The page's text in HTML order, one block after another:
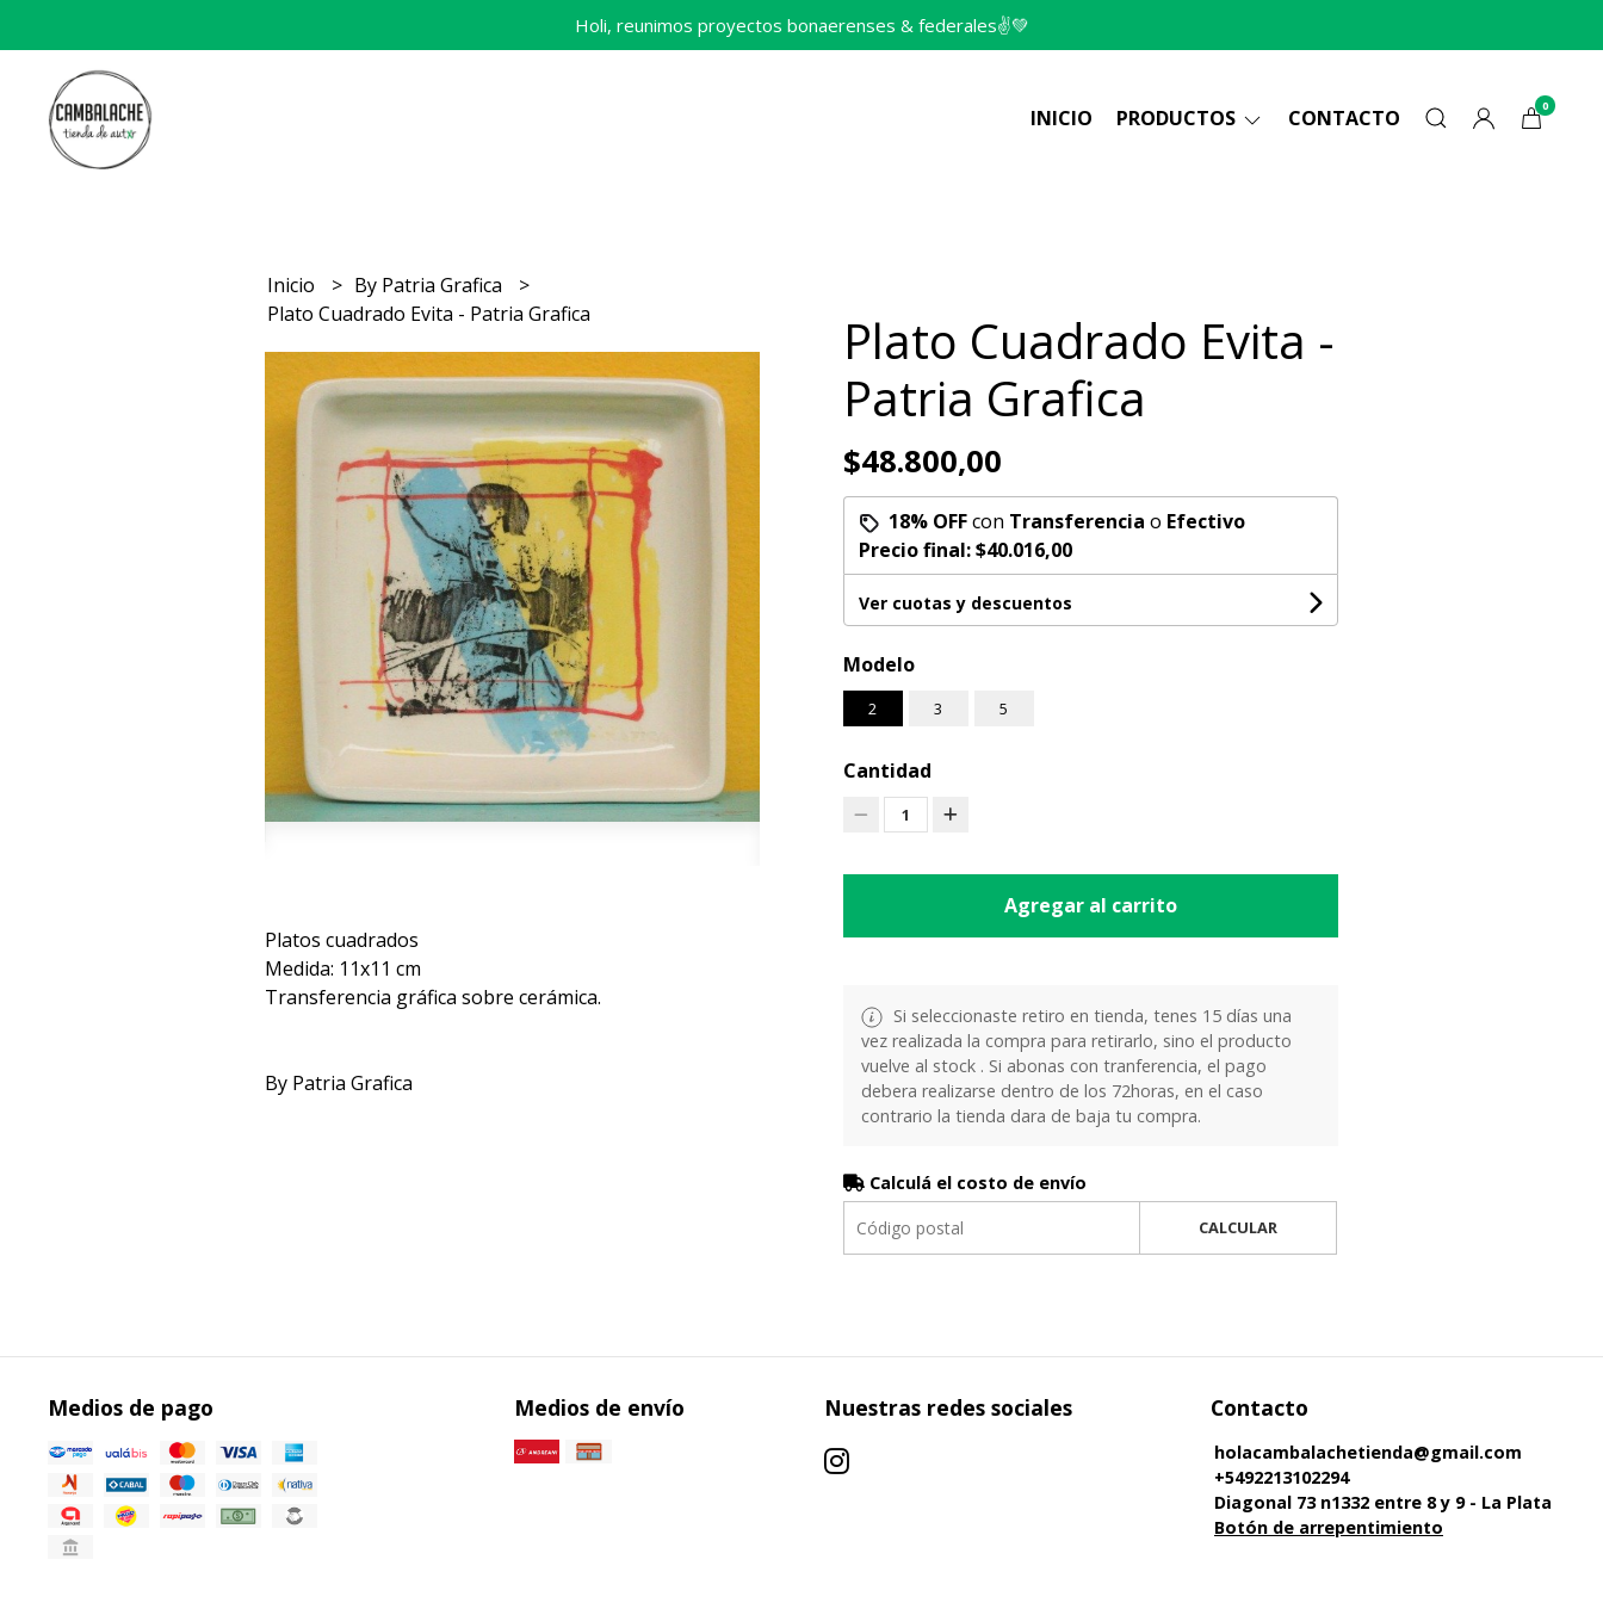
Holi, reunimos proyectos bonaerenses & federales✌️💚
INICIO PRODUCTOS CONTACTO 0
Inicio
By Patria Grafica
Plato Cuadrado Evita - Patria Grafica
Platos cuadrados
Medida: 11x11 cm
Transferencia gráfica sobre cerámica.
By Patria Grafica
Plato Cuadrado Evita -
Patria Grafica
$48.800,00
18% OFFcon Transferencia o Efectivo
Precio final:$40.016,00
Ver cuotas y descuentos
Modelo
2 3 5
Cantidad
1
Agregar al carrito
Si seleccionaste retiro en tienda, tenes 15 días una
vez realizada la compra para retirarlo, sino el producto
vuelve al stock . Si abonas con tranferencia, el pago
debera realizarse dentro de los 72horas, en el caso
contrario la tienda dara de baja tu compra.
Calculá el costo de envío
CALCULAR
Medios de pago Medios de envío Nuestras redes sociales Contacto
holacambalachetienda@gmail.com
+5492213102294
Diagonal 73 n1332 entre 8 y 9 - La Plata
Botón de arrepentimiento